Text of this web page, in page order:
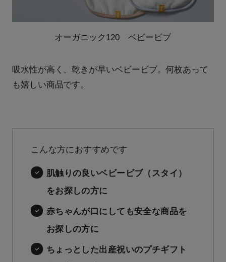
オーガニック120 ベビービブ
吸水性が高く、乾きが早いベビービブ。何枚あって
も嬉しい商品です。
こんな方におすすめです
肌触りの良いベビービブ（スタイ）
をお探しの方に
赤ちゃんが口にしても安全な商品を
お探しの方に
ちょっとした出産祝いのプチギフト